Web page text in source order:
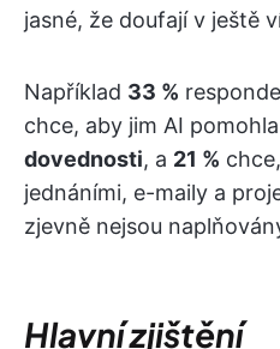
jasné, že doufají v ještě
Například 33 %
chce, aby jim AI pomohla
dovednosti, a 21 %
jednáními, e-maily a
zjevně nejsou
Hlavní zjištění